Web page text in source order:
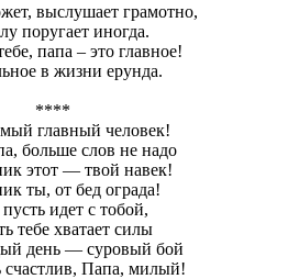
выслушает грамотно,
поругает иногда.
папа – это главное!
в жизни ерунда.
****
главный человек!
больше слов не надо
этот — твой навек!
ты, от бед ограда!
идет с тобой,
тебе хватает силы
день — суровый бой
счастлив, Папа, милый!